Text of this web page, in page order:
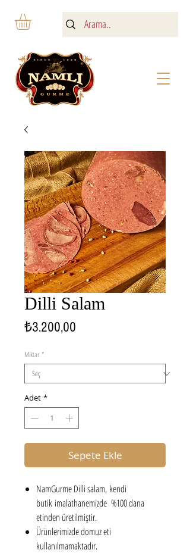
Dilli Salam
₺3.200,00
Miktar *
Adet *
Sepete Ekle
NamGurme Dilli salam, kendi
butik imalathanemizde %100 dana
etinden üretilmiştir.
Ürünlerimizde domuz eti
kullanılmamaktadır.